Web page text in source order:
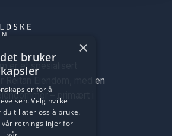
er et spesialisert
Reitan Eiendom, med en
– primært i
×
bruker
for å
Velg hvilke
tillater oss å bruke.
vår retningslinjer for